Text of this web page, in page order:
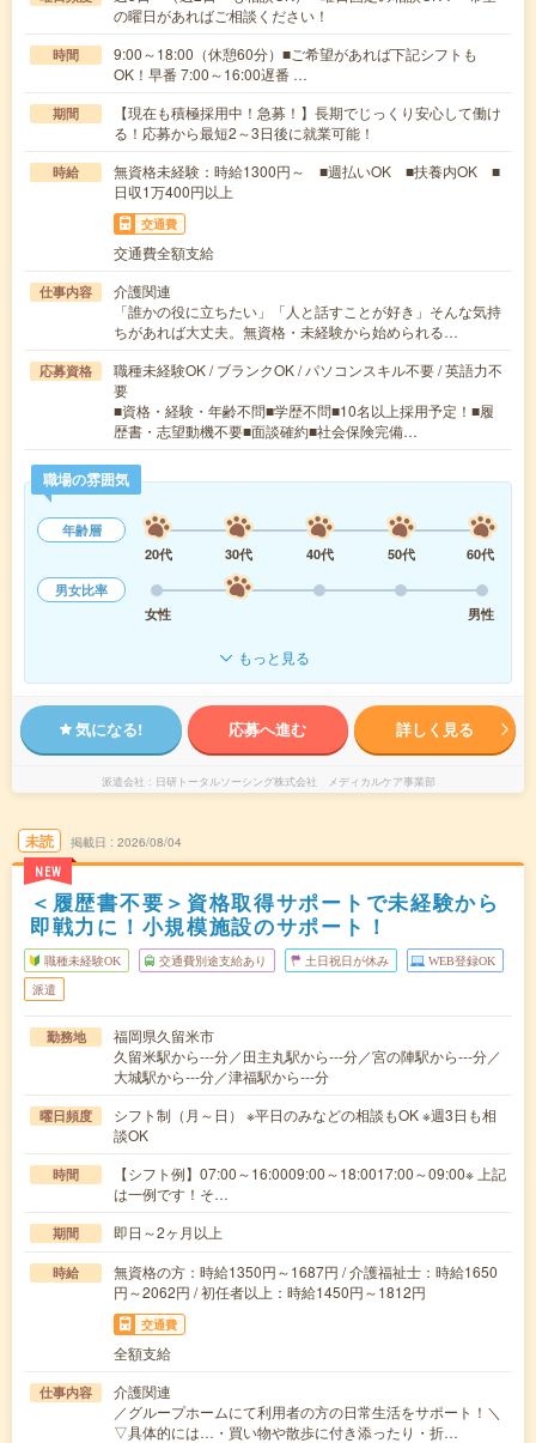
の曜日があればご相談ください！
時間
9:00～18:00（休憩60分）■ご希望があれば下記シフトも
OK！早番 7:00～16:00遅番 …
期間
【現在も積極採用中！急募！】長期でじっくり安心して働け
る！応募から最短2～3日後に就業可能！
時給
無資格未経験：時給1300円～ ■週払いOK ■扶養内OK ■
日収1万400円以上
交通費
交通費全額支給
仕事内容
介護関連
「誰かの役に立ちたい」「人と話すことが好き」そんな気持
ちがあれば大丈夫。無資格・未経験から始められる…
応募資格
職種未経験OK / ブランクOK / パソコンスキル不要 / 英語力不
要
■資格・経験・年齢不問■学歴不問■10名以上採用予定！■履
歴書・志望動機不要■面談確約■社会保険完備…
職場の雰囲気
年齢層
20代
30代 40代 50代
60代
男女比率
女性
男性
もっと見る
気になる! 応募へ進む 詳しく見る
派遣会社 日研トータルソーシング株式会社 メディカルケア事業部
未読
NEW
掲載日 2026/08/04
＜履歴書不要＞資格取得サポートで未経験から
即戦力に！小規模施設のサポート！
職種未経験OK 交通費別途支給あり 土日祝日が休み WEB登録OK
派遣
勤務地
福岡県久留米市
久留米駅から---分／田主丸駅から---分／宮の陣駅から---分／
大城駅から---分／津福駅から---分
曜日頻度
シフト制（月～日） ※平日のみなどの相談もOK ※週3日も相
談OK
時間
【シフト例】07:00～16:0009:00～18:0017:00～09:00※ 上記
は一例です！そ…
期間 即日～2ヶ月以上
時給
無資格の方：時給1350円～1687円 / 介護福祉士：時給1650
円～2062円 / 初任者以上：時給1450円～1812円
交通費
全額支給
仕事内容
介護関連
／グループホームにて利用者の方の日常生活をサポート！＼
▽具体的には…・買い物や散歩に付き添ったり・折…